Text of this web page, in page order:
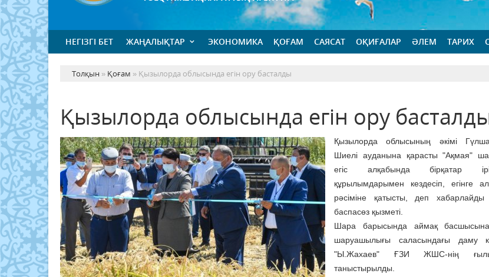
НЕГІЗГІ БЕТ ЖАҢАЛЫҚТАР ЭКОНОМИКА ҚОҒАМ САЯСАТ ОҚИҒАЛАР ӘЛЕМ ТАРИХ
Толқын » Қоғам » Қызылорда облысында егін ору басталды
Қызылорда облысында егін ору
Қызылорда облысының әкімі
Шиелі ауданына қарасты "Ақмая"
егіс алқабында бірқатар
құрылымдарымен кездесіп, егінге
рәсіміне қатысты, деп хабарлайды
баспасөз қызметі.
Шара барысында аймақ
шаруашылығы саласындағы даму
"Ы.Жахаев" ҒЗИ ЖШС-нің
таныстырылды.